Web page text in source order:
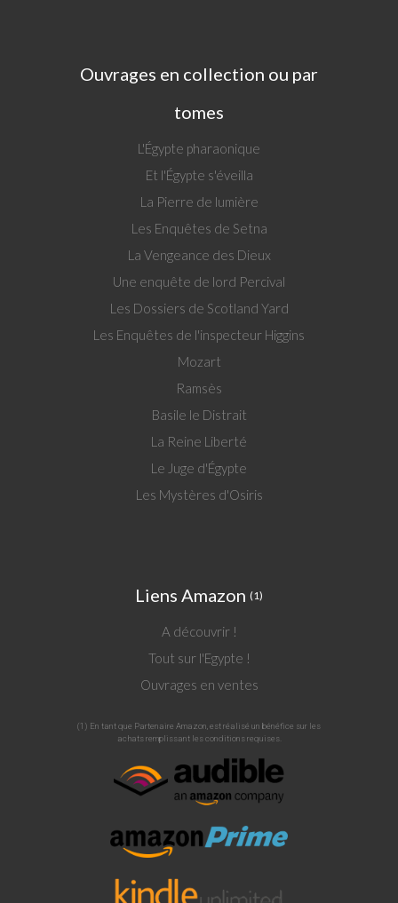
Ouvrages en collection ou par
tomes
L'Égypte pharaonique
Et l'Égypte s'éveilla
La Pierre de lumière
Les Enquêtes de Setna
La Vengeance des Dieux
Une enquête de lord Percival
Les Dossiers de Scotland Yard
Les Enquêtes de l'inspecteur Higgins
Mozart
Ramsès
Basile le Distrait
La Reine Liberté
Le Juge d'Égypte
Les Mystères d'Osiris
Liens Amazon (1)
A découvrir !
Tout sur l'Egypte !
Ouvrages en ventes
(1) En tant que Partenaire Amazon, est réalisé un bénéfice sur les
achats remplissant les conditions requises.